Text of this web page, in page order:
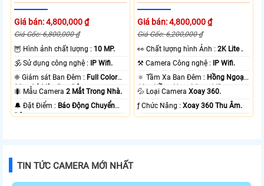
Giá bán: 4,800,000 ₫
Giá Gốc: 6,800,000 ₫
🦉 Hình ảnh chất lượng : 10 MP.
🕉️ Sử dụng công nghệ :
IP Wifi.
❈ Giám sát Ban Đêm : Full Color
20m Có Màu Ban Ðêm.
🐜 Mẫu Camera2 Mắt Trong Nhà.
️🔔 Đặt Điểm : Báo Động Chuyển
Động.
Giá bán: 4,800,000 ₫
Giá Gốc: 6,200,000 ₫
️👀 Chất lượng hình Ảnh :2K Lite .
⚒ Camera Công nghệ :
IP Wifi.
🔅 Tầm Xa Ban Đêm : Hồng Ngoại
10m Hồng Ngoại Smart IR.
💦 Loại CameraXoay 360.
️ƒ Chức Năng :Xoay 360 Thu Âm.
TIN TỨC CAMERA MỚI NHẤT